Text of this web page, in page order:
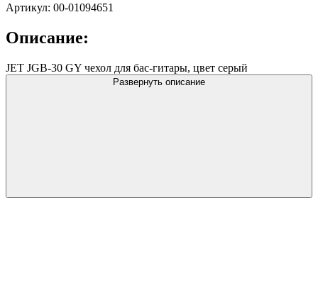
Артикул: 00-01094651
Описание:
JET JGB-30 GY чехол для бас-гитары, цвет серый
Развернуть описание